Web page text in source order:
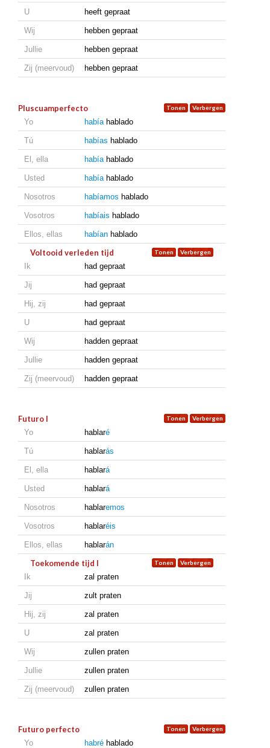
U heeft gepraat
Wij hebben gepraat
Jullie hebben gepraat
Zij (meervoud) hebben gepraat
Pluscuamperfecto
Yo habíahablado
Tú habías hablado
El, ella habíahablado
Usted habíahablado
Nosotros habíamos hablado
Vosotros habíais hablado
Ellos, ellas habían hablado
Voltooid verleden tijd
Ik had gepraat
Jij had gepraat
Hij, zij had gepraat
U had gepraat
Wij hadden gepraat
Jullie hadden gepraat
Zij (meervoud) hadden gepraat
Futuro I
Yo hablaré
Tú hablarás
El, ella hablará
Usted hablará
Nosotros hablaremos
Vosotros hablaréis
Ellos, ellas hablarán
Toekomende tijd I
Ik zal praten
Jij zult praten
Hij, zij zal praten
U zal praten
Wij zullen praten
Jullie zullen praten
Zij (meervoud) zullen praten
Futuro perfecto
Yo habré hablado